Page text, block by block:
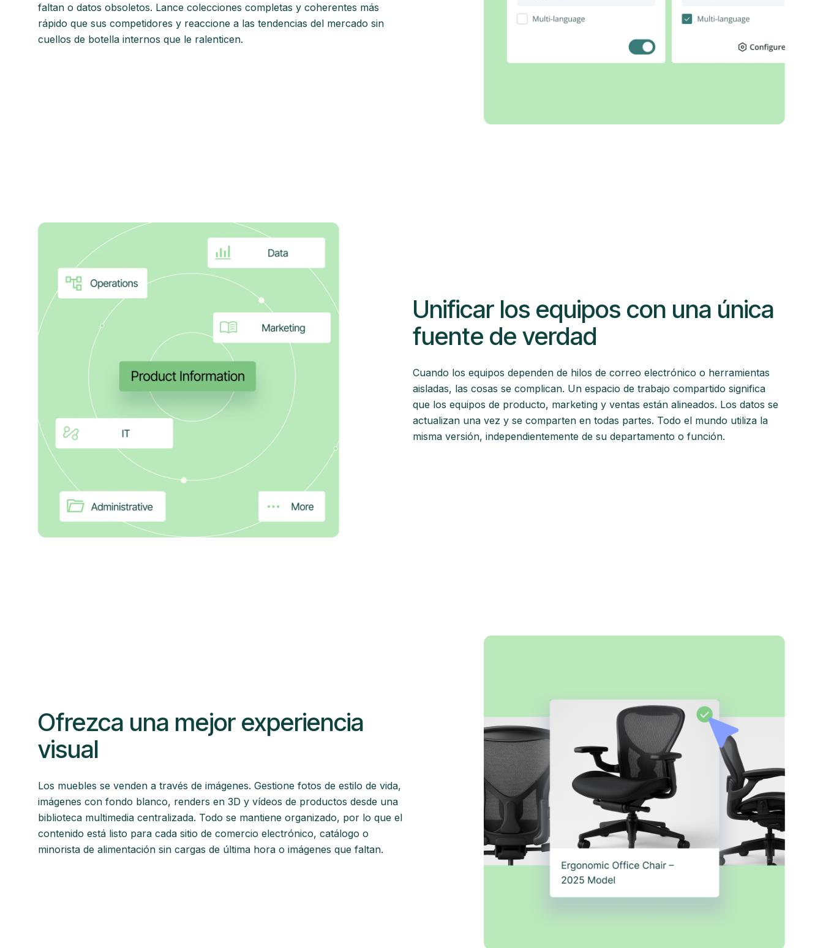
faltan o datos obsoletos. Lance colecciones completas y coherentes más
rápido que sus competidores y reaccione a las tendencias del mercado sin
cuellos de botella internos que le ralenticen.
Unificar los equipos con una única
fuente de verdad
Cuando los equipos dependen de hilos de correo electrónico o herramientas
aisladas, las cosas se complican. Un espacio de trabajo compartido significa
que los equipos de producto, marketing y ventas están alineados. Los datos se
actualizan una vez y se comparten en todas partes. Todo el mundo utiliza la
misma versión, independientemente de su departamento o función.
Ofrezca una mejor experiencia
visual
Los muebles se venden a través de imágenes. Gestione fotos de estilo de vida,
imágenes con fondo blanco, renders en 3D y vídeos de productos desde una
biblioteca multimedia centralizada. Todo se mantiene organizado, por lo que el
contenido está listo para cada sitio de comercio electrónico, catálogo o
minorista de alimentación sin cargas de última hora o imágenes que faltan.